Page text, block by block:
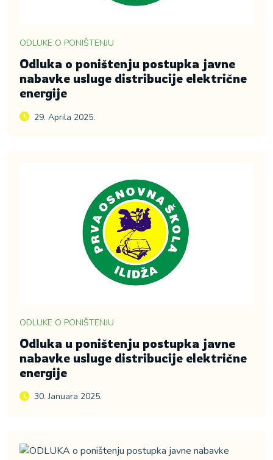
ODLUKE O PONIŠTENJU
Odluka o poništenju postupka javne
nabavke usluge distribucije električne
energije
29. Aprila 2025.
ODLUKE O PONIŠTENJU
Odluka u poništenju postupka javne
nabavke usluge distribucije električne
energije
30. Januara 2025.